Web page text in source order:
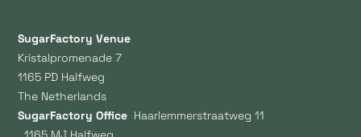
SugarFactory Venue
Kristalpromenade 7
1165 PD Halfweg
The Netherlands
SugarFactory Office Haarlemmerstraatweg 11